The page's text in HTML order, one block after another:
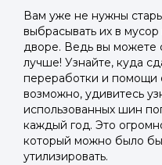
Вам уже не нужны
выбрасывать их в
дворе. Ведь вы можете
лучше! Узнайте, куда
переработки и
возможно, удивитесь
использованных шин
каждый год. Это
который можно было бы
утилизировать.